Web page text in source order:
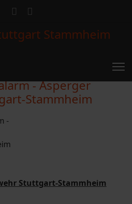
- Asperger
Stammheim
Stuttgart-Stammheim